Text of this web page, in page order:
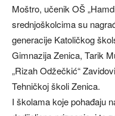
Moštro, učenik OŠ
srednjoškolcima su
generacije Katoličkog
Gimnazija Zenica, Tarik
„Rizah Odžečkić“
Tehničkoj školi Zenica.
I školama koje pohađaju